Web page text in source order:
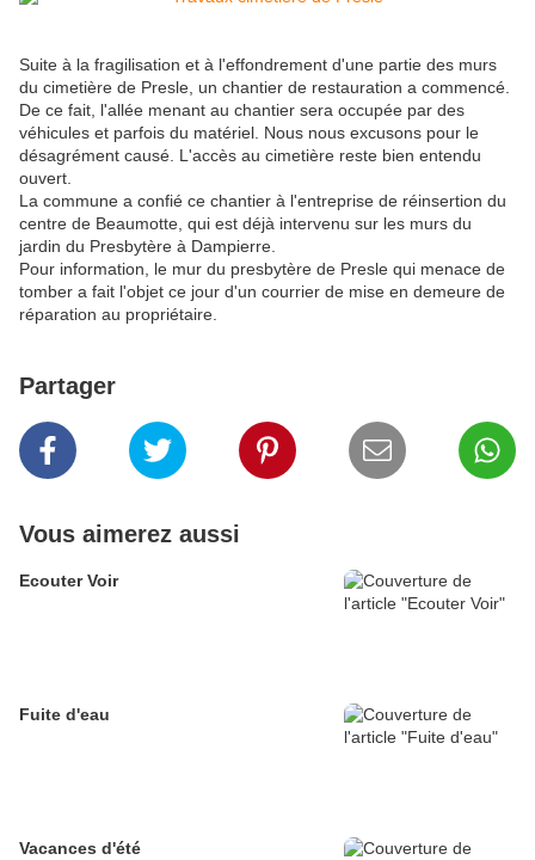
Suite à la fragilisation et à l'effondrement d'une partie des murs
du cimetière de Presle, un chantier de restauration a commencé.
De ce fait, l'allée menant au chantier sera occupée par des
véhicules et parfois du matériel. Nous nous excusons pour le
désagrément causé. L'accès au cimetière reste bien entendu
ouvert.
La commune a confié ce chantier à l'entreprise de réinsertion du
centre de Beaumotte, qui est déjà intervenu sur les murs du
jardin du Presbytère à Dampierre.
Pour information, le mur du presbytère de Presle qui menace de
tomber a fait l'objet ce jour d'un courrier de mise en demeure de
réparation au propriétaire.
Partager
Vous aimerez aussi
Ecouter Voir
Fuite d'eau
Vacances d'été